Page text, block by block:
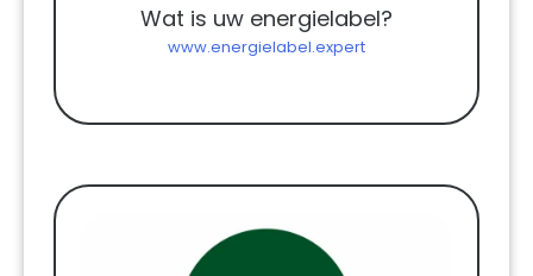
Wat is uw energielabel?
www.energielabel.expert